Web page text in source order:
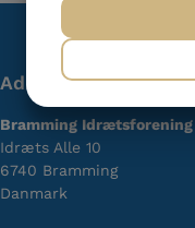
Adresse
Bramming Idrætsforening
Idræts Alle 10
6740 Bramming
Danmark
MARKETING